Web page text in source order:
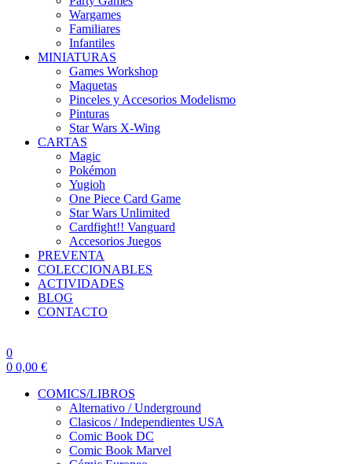
Wargames
Familiares
Infantiles
MINIATURAS
Games Workshop
Maquetas
Pinceles y Accesorios Modelismo
Pinturas
Star Wars X-Wing
CARTAS
Magic
Pokémon
Yugioh
One Piece Card Game
Star Wars Unlimited
Cardfight!! Vanguard
Accesorios Juegos
PREVENTA
COLECCIONABLES
ACTIVIDADES
BLOG
CONTACTO
0
0 0,00 €
COMICS/LIBROS
Alternativo / Underground
Clasicos / Independientes USA
Comic Book DC
Comic Book Marvel